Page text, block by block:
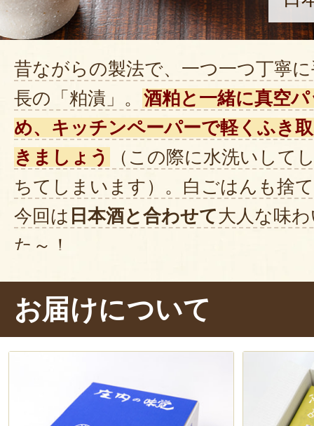
昔ながらの製法で、一つ一つ丁寧
長の「粕漬」。 酒粕と一緒に真空
め、キッチンペーパーで軽くふき
きましょう
（この際に水洗いして
ちてしまいます）。白ごはんも捨
今回は 日本酒と合わせて大人な味
た～！
コロンと小さく可愛らしい見た目
なす」 をいただきま～す。
な香りと風味が広がる！皮が厚く
民田なすの、独特な食感も楽しん
本酒感が強くてお酒好きにはたま
お届けについて